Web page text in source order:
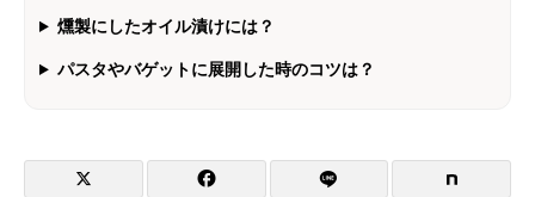
燻製にしたオイル漬けには？
パスタやバゲットに展開した時のコツは？